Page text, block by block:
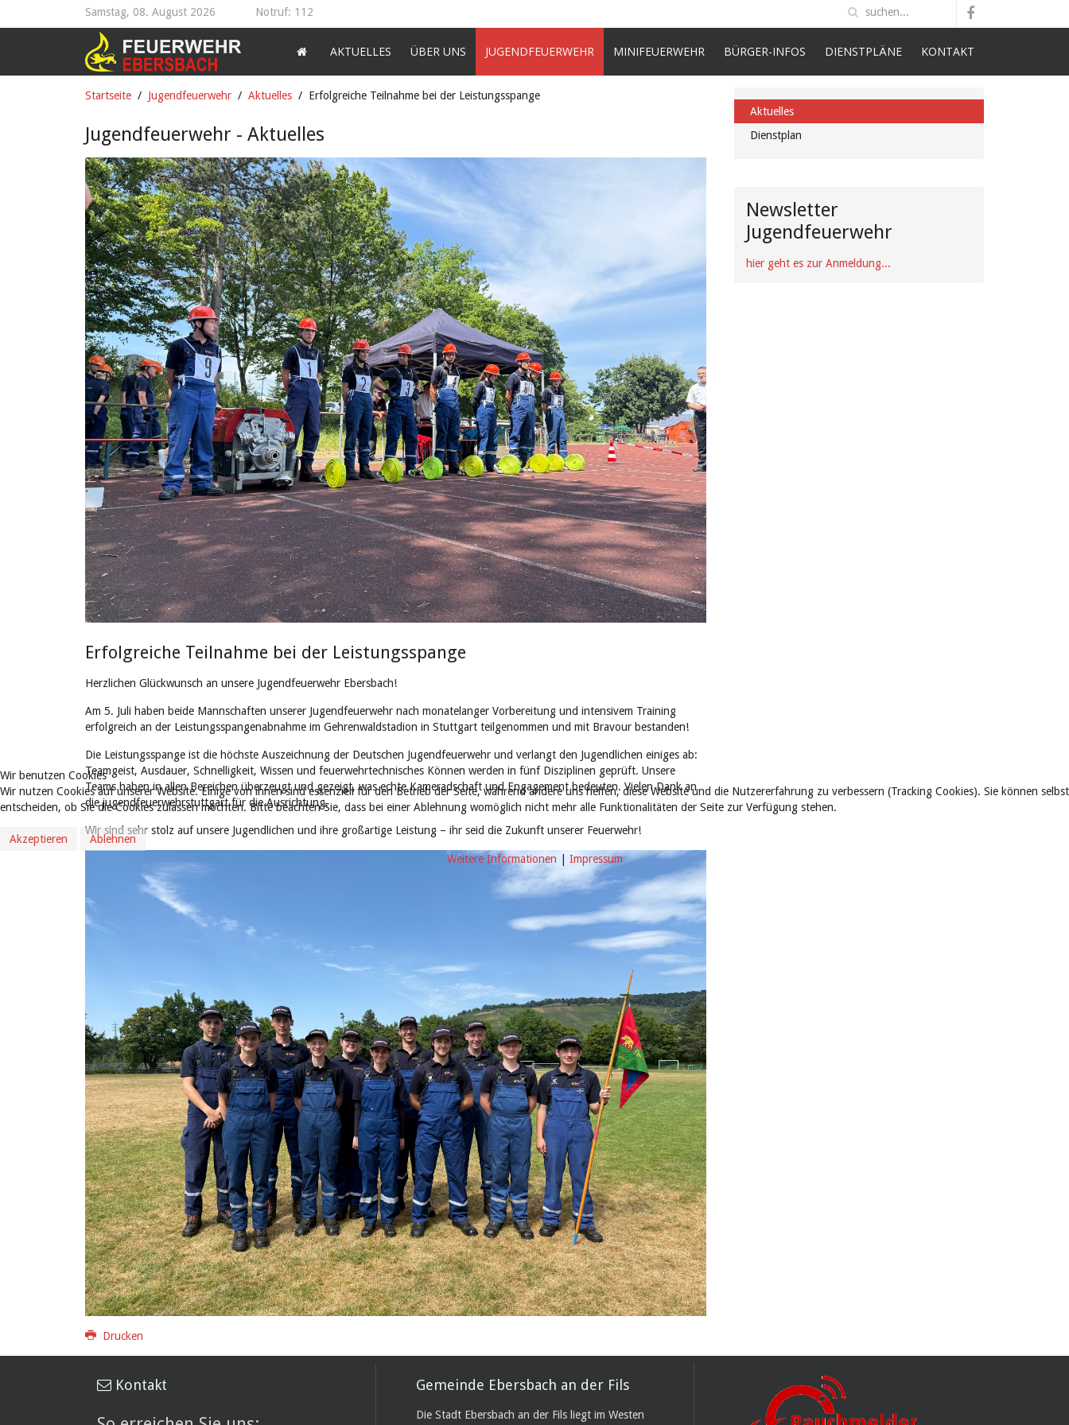
Samstag, 08. August 2026 Notruf: 112
AKTUELLES ÜBER UNS JUGENDFEUERWEHR MINIFEUERWEHR BÜRGER-INFOS DIENSTPLÄNE KONTAKT
Startseite Jugendfeuerwehr Aktuelles Erfolgreiche Teilnahme bei der Leistungsspange
Jugendfeuerwehr - Aktuelles
Erfolgreiche Teilnahme bei der Leistungsspange
Herzlichen Glückwunsch an unsere Jugendfeuerwehr Ebersbach!
Am 5. Juli haben beide Mannschaften unserer Jugendfeuerwehr nach monatelanger Vorbereitung und intensivem Training
erfolgreich an der Leistungsspangenabnahme im Gehrenwaldstadion in Stuttgart teilgenommen und mit Bravour bestanden!
Die Leistungsspange ist die höchste Auszeichnung der Deutschen Jugendfeuerwehr und verlangt den Jugendlichen einiges ab:
Teamgeist, Ausdauer, Schnelligkeit, Wissen und feuerwehrtechnisches Können werden in fünf Disziplinen geprüft. Unsere
Teams haben in allen Bereichen überzeugt und gezeigt, was echte Kameradschaft und Engagement bedeuten. Vielen Dank an
die jugendfeuerwehrstuttgart für die Ausrichtung.
Wir sind sehr stolz auf unsere Jugendlichen und ihre großartige Leistung – ihr seid die Zukunft unserer Feuerwehr!
Drucken
Aktuelles
Dienstplan
Newsletter
Jugendfeuerwehr
hier geht es zur Anmeldung...
Kontakt Gemeinde Ebersbach an der Fils
Die Stadt Ebersbach an der Fils liegt im Westen
Wir benutzen Cookies
Wir nutzen Cookies auf unserer Website. Einige von ihnen sind essenziell für den Betrieb der Seite, während andere uns helfen, diese Website und die Nutzererfahrung zu verbessern (Tracking Cookies). Sie können selbst
entscheiden, ob Sie die Cookies zulassen möchten. Bitte beachten Sie, dass bei einer Ablehnung womöglich nicht mehr alle Funktionalitäten der Seite zur Verfügung stehen.
Akzeptieren
Ablehnen
Weitere Informationen | Impressum